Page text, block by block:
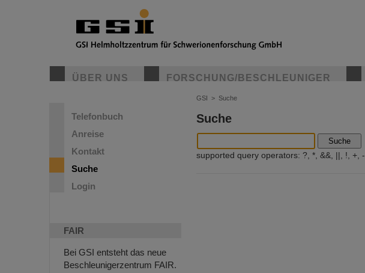
ÜBER UNS FORSCHUNG/BESCHLEUNIGER
Telefonbuch
Anreise
Kontakt
Suche
Login
FAIR
Bei GSI entsteht das neue
Beschleunigerzentrum FAIR.
GSI > Suche
Suche
Suche
supported query operators: ?, *, &&, ||, !, +, -